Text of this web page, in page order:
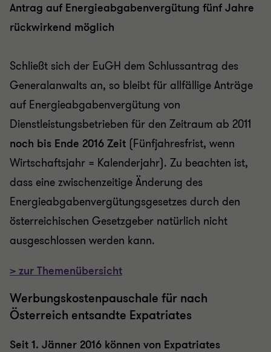
Antrag auf Energieabgabenvergütung fünf Jahre
rückwirkend möglich
Schließt sich der EuGH dem Schlussantrag des
Generalanwalts an, so bleibt für allfällige Anträge
auf Energieabgabenvergütung von
Dienstleistungsbetrieben für den Zeitraum ab 2011
noch bis Ende 2016 Zeit (Fünfjahresfrist, wenn
Wirtschaftsjahr = Kalenderjahr). Zu beachten ist,
dass eine zwischenzeitige Änderung des
Energieabgabenvergütungsgesetzes durch den
österreichischen Gesetzgeber natürlich nicht
ausgeschlossen werden kann.
> zur Themenübersicht
Werbungskostenpauschale für nach
Österreich entsandte Expatriates
Seit 1. Jänner 2016 können von Expatriates